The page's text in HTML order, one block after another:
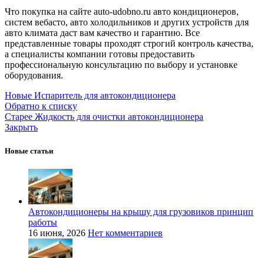
Что покупка на сайте auto-udobno.ru авто кондиционеров,
систем вебасто, авто холодильников и других устройств для
авто климата даст вам качество и гарантию. Все
представленные товары проходят строгий контроль качества,
а специалисты компании готовы предоставить
профессиональную консультацию по выбору и установке
оборудования.
Новые Испаритель для автокондиционера
Обратно к списку
Старее Жидкость для очистки автокондиционера
Закрыть
Новые статьи
Автокондиционеры на крышу для грузовиков принцип
работы
16 июня, 2026 Нет комментариев